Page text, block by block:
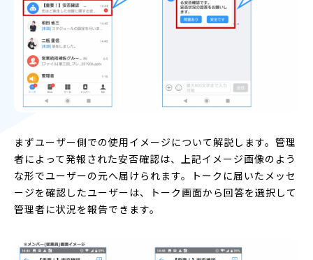
まずユーザー側での使用イメージについて解説します。管理
者によって発報された安否確認は、上記イメージ画像のよう
な形でユーザーの元へ届けられます。トークに届いたメッセ
ージを確認したユーザーは、トーク画面から回答を選択して
管理者に状況を報告できます。